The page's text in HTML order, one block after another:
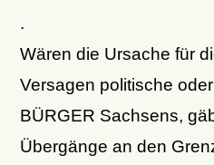
.
Wären die Ursache für
Versagen politische
BÜRGER Sachsens,
Übergänge an den